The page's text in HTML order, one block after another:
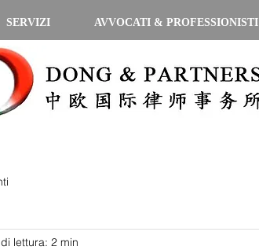
lettura: 2 min
SERVIZI AVVOCATI & PROFESSIONISTI